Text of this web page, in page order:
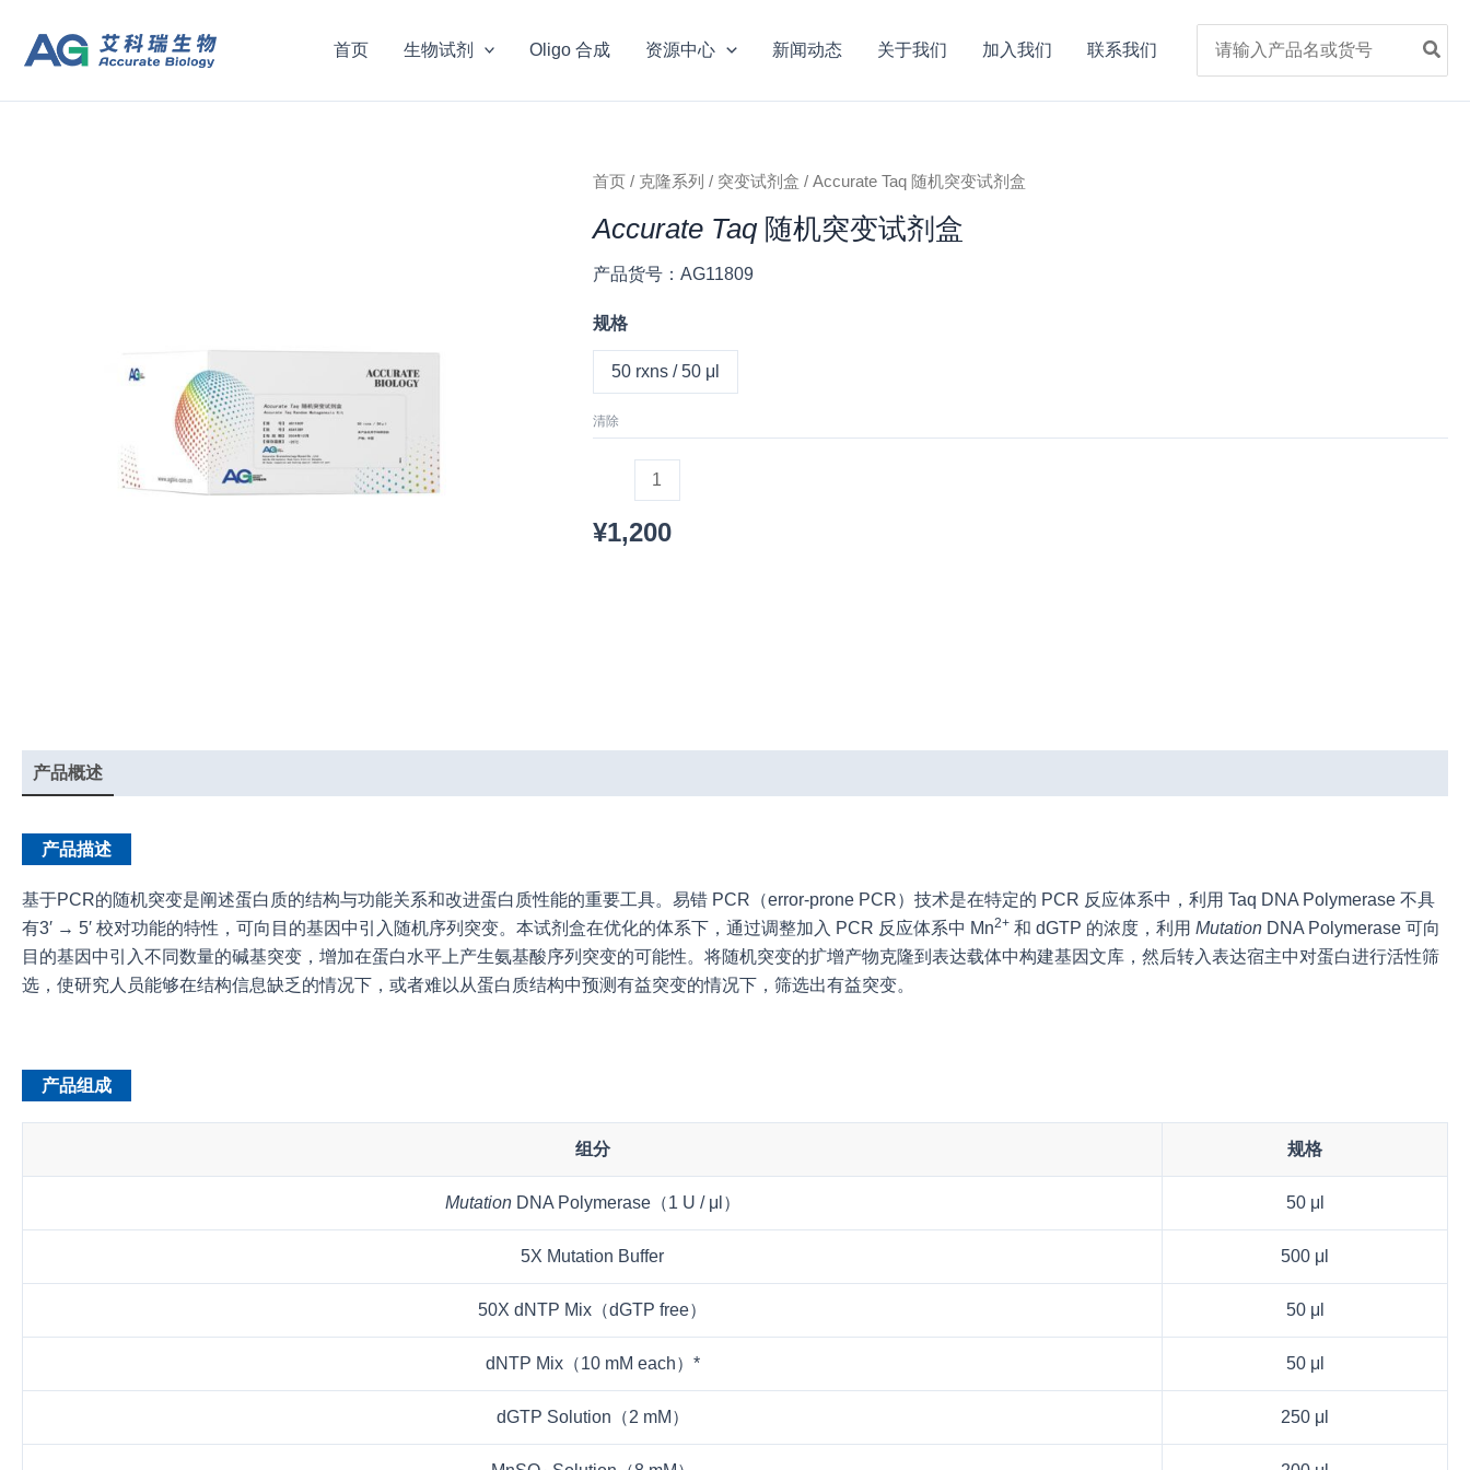
容
首页 生物试剂 Oligo 合成 资源中心 新闻动态 关于我们 加入我们 联系我们
for:
首页/ 克隆系列 / 突变试剂盒 / Accurate Taq 随机突变试剂盒
Accurate Taq随机突变试剂盒
产品货号：AG11809
规格
50 rxns / 50 μl
清除
Accurate
随
机
变
试
数
¥1,200
产品概述
产品描述
基于PCR的随机突变是阐述蛋白质的结构与功能关系和改进蛋白质性能的重要工具。易错 PCR（error-prone PCR）技术是在特定的 PCR 反应体系中，利用 Taq DNA Polymerase 不具
有3′ → 5′ 校对功能的特性，可向目的基因中引入随机序列突变。本试剂盒在优化的体系下，通过调整加入 PCR 反应体系中 Mn2+ 和 dGTP 的浓度，利用 Mutation DNA Polymerase 可向
目的基因中引入不同数量的碱基突变，增加在蛋白水平上产生氨基酸序列突变的可能性。将随机突变的扩增产物克隆到表达载体中构建基因文库，然后转入表达宿主中对蛋白进行活性筛
选，使研究人员能够在结构信息缺乏的情况下，或者难以从蛋白质结构中预测有益突变的情况下，筛选出有益突变。
产品组成
组分 规格
MutationDNA Polymerase（1 U / μl） 50 μl
5X Mutation Buffer 500 μl
50X dNTP Mix（dGTP free） 50 μl
dNTP Mix（10 mM each）* 50 μl
dGTP Solution（2 mM） 250 μl